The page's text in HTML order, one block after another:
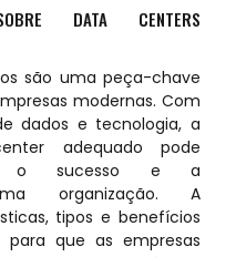
DATA CENTERS
são uma peça-chave
modernas. Com
dados e tecnologia, a
adequado pode
o sucesso e a
organização. A
tipos e benefícios
para que as empresas